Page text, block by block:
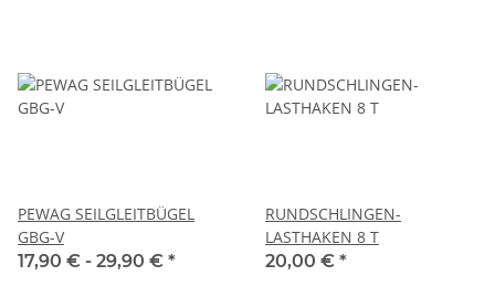
PEWAG SEILGLEITBÜGEL
GBG-V
17,90 € - 29,90 € *
RUNDSCHLINGEN-
LASTHAKEN 8 T
20,00 € *